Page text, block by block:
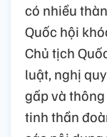
có nhiều
Quốc hội
Chủ tịch
luật, nghị
gấp và
tinh thần